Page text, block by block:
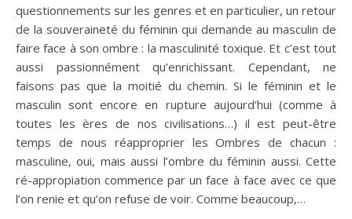
questionnements sur les genres et en particulier, un retour
de la souveraineté du féminin qui demande au masculin de
faire face à son ombre : la masculinité toxique. Et c’est tout
aussi passionnément qu’enrichissant. Cependant, ne
faisons pas que la moitié du chemin. Si le féminin et le
masculin sont encore en rupture aujourd’hui (comme à
toutes les ères de nos civilisations…) il est peut-être
temps de nous réapproprier les Ombres de chacun :
masculine, oui, mais aussi l’ombre du féminin aussi. Cette
ré-appropiation commence par un face à face avec ce que
l’on renie et qu’on refuse de voir. Comme beaucoup,…